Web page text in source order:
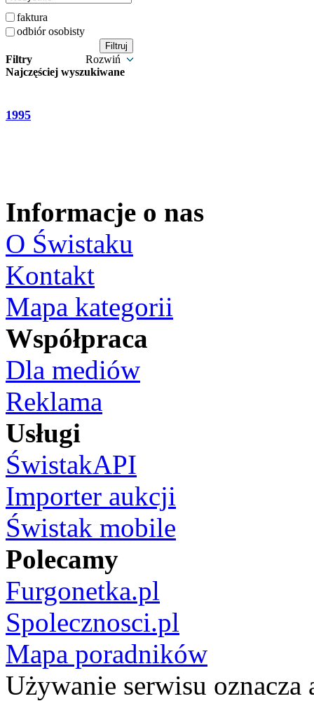
faktura
odbiór osobisty
Filtry
Rozwiń
Najczęściej wyszukiwane
1995
Informacje o nas
O Świstaku
Kontakt
Mapa kategorii
Współpraca
Dla mediów
Reklama
Usługi
ŚwistakAPI
Importer aukcji
Świstak mobile
Polecamy
Furgonetka.pl
Spolecznosci.pl
Mapa poradników
Używanie serwisu oznacza